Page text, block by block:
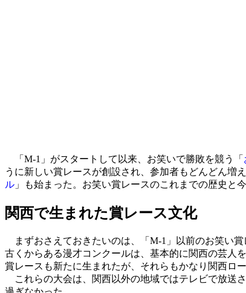
「M-1」がスタートして以来、お笑いで勝敗を競う「
うに新しい賞レースが創設され、参加者もどんどん増
ル 」も始まった。お笑い賞レースのこれまでの歴史と
関西で生まれた賞レース文化
まずおさえておきたいのは、「M-1」以前のお笑い
古くからある漫才コンクールは、基本的に関西の芸人
賞レースも新たに生まれたが、それらもかなり関西ロ
これらの大会は、関西以外の地域ではテレビで放送